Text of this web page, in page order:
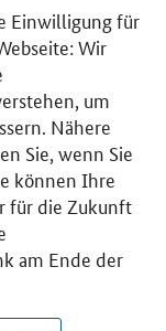
Einwilligung für
Wir
um
Nähere
Sie, wenn Sie
können Ihre
für die Zukunft
am Ende der